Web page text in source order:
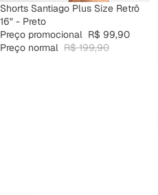
PROMOÇÃO
Shorts Santiago Plus Size Retrô
16" - Preto
Preço promocional R$ 99,90
Preço normal R$ 199,90